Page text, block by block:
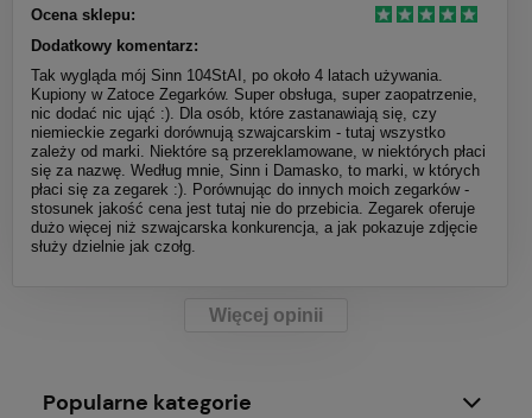
Ocena sklepu:
Dodatkowy komentarz:
Tak wygląda mój Sinn 104StAI, po około 4 latach używania.
Kupiony w Zatoce Zegarków. Super obsługa, super zaopatrzenie,
nic dodać nic ująć :). Dla osób, które zastanawiają się, czy
niemieckie zegarki dorównują szwajcarskim - tutaj wszystko
zależy od marki. Niektóre są przereklamowane, w niektórych płaci
się za nazwę. Według mnie, Sinn i Damasko, to marki, w których
płaci się za zegarek :). Porównując do innych moich zegarków -
stosunek jakość cena jest tutaj nie do przebicia. Zegarek oferuje
dużo więcej niż szwajcarska konkurencja, a jak pokazuje zdjęcie
służy dzielnie jak czołg.
Więcej opinii
Popularne kategorie